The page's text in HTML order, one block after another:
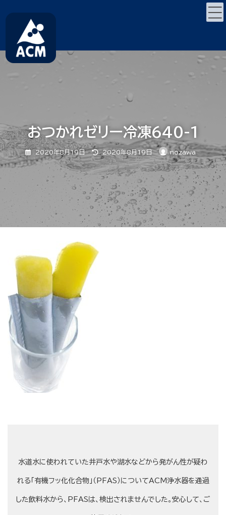
キ
ゲ
に
移
おつかれゼリー冷凍640-1
2020年8月19日
最
終
更
新
日
時
2020年8月19日 nozawa
水道水に使われていた井戸水や湖水などから発がん性が疑わ
れる「有機フッ化化合物」（PFAS）についてACM浄水器を通過
した飲料水から、PFASは、検出されませんでした。安心して、ご